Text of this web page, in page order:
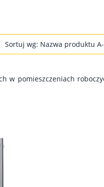
Sortuj wg: Nazwa produktu
w pomieszczeniach